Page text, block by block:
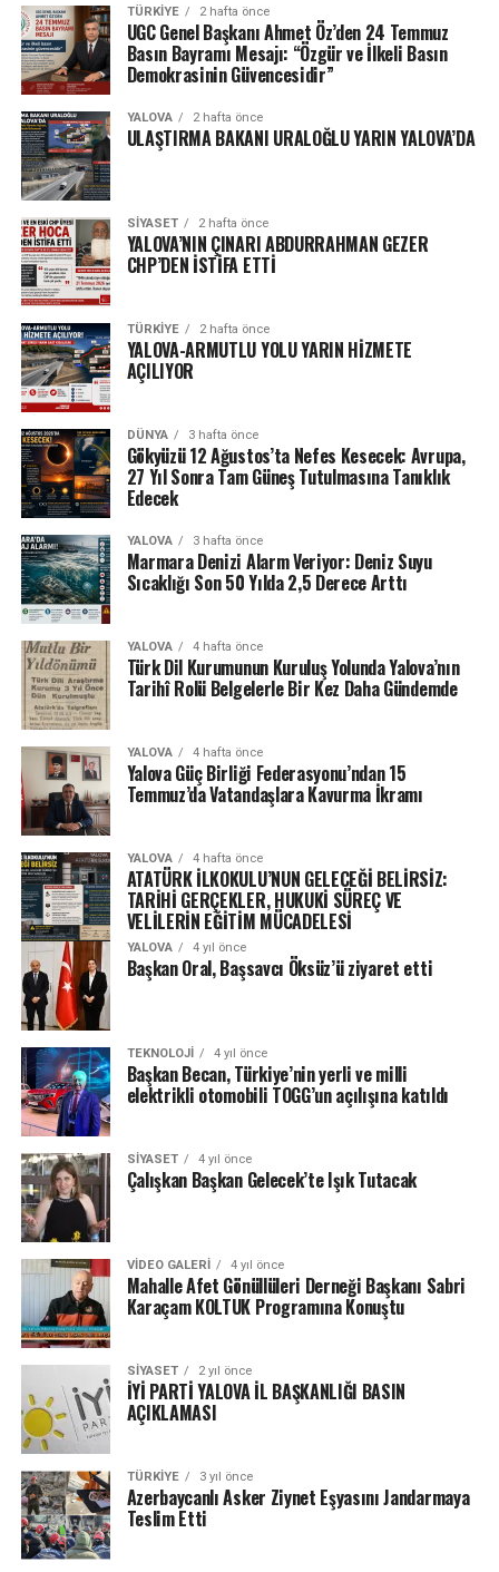
TÜRKIYE 2 hafta önce
UGC Genel Başkanı Ahmet Öz’den 24 Temmuz
Basın Bayramı Mesajı: “Özgür ve İlkeli Basın
Demokrasinin Güvencesidir”
YALOVA 2 hafta önce
ULAŞTIRMA BAKANI URALOĞLU YARIN YALOVA’DA
SIYASET 2 hafta önce
YALOVA’NIN ÇINARI ABDURRAHMAN GEZER
CHP’DEN İSTİFA ETTİ
TÜRKIYE 2 hafta önce
YALOVA-ARMUTLU YOLU YARIN HİZMETE
AÇILIYOR
DÜNYA 3 hafta önce
Gökyüzü 12 Ağustos’ta Nefes Kesecek: Avrupa,
27 Yıl Sonra Tam Güneş Tutulmasına Tanıklık
Edecek
YALOVA 3 hafta önce
Marmara Denizi Alarm Veriyor: Deniz Suyu
Sıcaklığı Son 50 Yılda 2,5 Derece Arttı
YALOVA 4 hafta önce
Türk Dil Kurumunun Kuruluş Yolunda Yalova’nın
Tarihî Rolü Belgelerle Bir Kez Daha Gündemde
YALOVA 4 hafta önce
Yalova Güç Birliği Federasyonu’ndan 15
Temmuz’da Vatandaşlara Kavurma İkramı
YALOVA 4 hafta önce
ATATÜRK İLKOKULU’NUN GELECEĞİ BELİRSİZ:
TARİHİ GERÇEKLER, HUKUKİ SÜREÇ VE
VELİLERİN EĞİTİM MÜCADELESİ
YALOVA 4 yıl önce
Başkan Oral, Başsavcı Öksüz’ü ziyaret etti
TEKNOLOJI 4 yıl önce
Başkan Becan, Türkiye’nin yerli ve milli
elektrikli otomobili TOGG’un açılışına katıldı
SIYASET 4 yıl önce
Çalışkan Başkan Gelecek’te Işık Tutacak
VIDEO GALERI 4 yıl önce
Mahalle Afet Gönüllüleri Derneği Başkanı Sabri
Karaçam KOLTUK Programına Konuştu
SIYASET 2 yıl önce
İYİ PARTİ YALOVA İL BAŞKANLIĞI BASIN
AÇIKLAMASI
TÜRKIYE 3 yıl önce
Azerbaycanlı Asker Ziynet Eşyasını Jandarmaya
Teslim Etti